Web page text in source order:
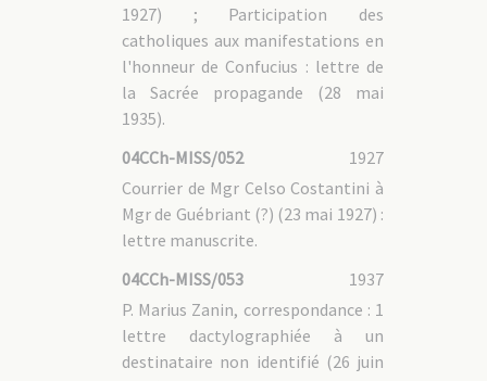
1927) ; Participation des
catholiques aux manifestations en
l'honneur de Confucius : lettre de
la Sacrée propagande (28 mai
1935).
04CCh-MISS/052
1927
Courrier de Mgr Celso Costantini à
Mgr de Guébriant (?) (23 mai 1927) :
lettre manuscrite.
04CCh-MISS/053
1937
P. Marius Zanin, correspondance : 1
lettre dactylographiée à un
destinataire non identifié (26 juin